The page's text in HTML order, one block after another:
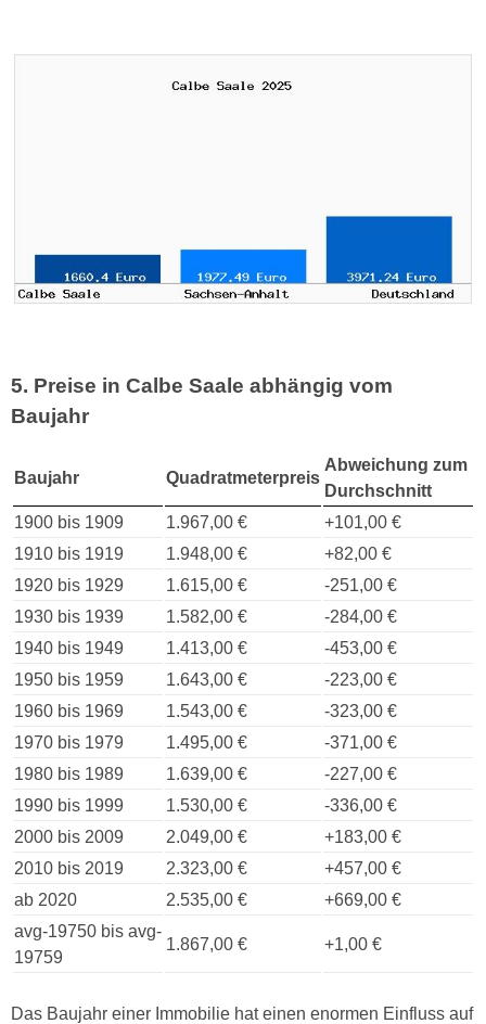
5. Preise in Calbe Saale abhängig vom
Baujahr
Baujahr Quadratmeterpreis
Abweichung zum
Durchschnitt
1900 bis 1909
1.967,00 €
+101,00 €
1910 bis 1919
1.948,00 €
+82,00 €
1920 bis 1929
1.615,00 €
-251,00 €
1930 bis 1939
1.582,00 €
-284,00 €
1940 bis 1949
1.413,00 €
-453,00 €
1950 bis 1959
1.643,00 €
-223,00 €
1960 bis 1969
1.543,00 €
-323,00 €
1970 bis 1979
1.495,00 €
-371,00 €
1980 bis 1989
1.639,00 €
-227,00 €
1990 bis 1999
1.530,00 €
-336,00 €
2000 bis 2009
2.049,00 €
+183,00 €
2010 bis 2019
2.323,00 €
+457,00 €
ab 2020
2.535,00 €
+669,00 €
avg-19750 bis avg-
19759
1.867,00 € +1,00 €
Das Baujahr einer Immobilie hat einen enormen Einfluss auf